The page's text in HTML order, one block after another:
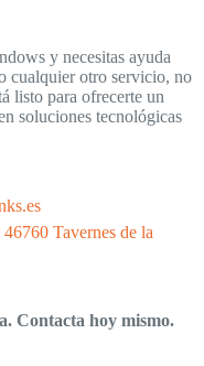
y necesitas ayuda
cualquier otro servicio, no
listo para ofrecerte un
soluciones tecnológicas
Tavernes de la
Contacta hoy mismo.